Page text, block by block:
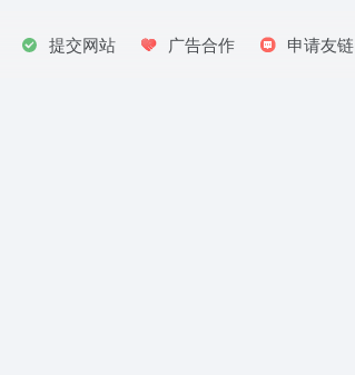
提交网站 广告合作 申请友链